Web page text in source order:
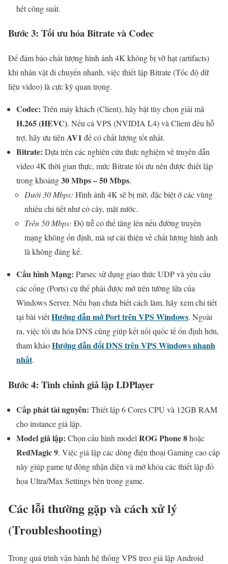
hết công suất.
Bước 3: Tối ưu hóa Bitrate và Codec
Để đảm bảo chất lượng hình ảnh 4K không bị vỡ hạt (artifacts)
khi nhân vật di chuyển nhanh, việc thiết lập Bitrate (Tốc độ dữ
liệu video) là cực kỳ quan trọng.
Codec: Trên máy khách (Client), hãy bật tùy chọn giải mã
H.265 (HEVC). Nếu cả VPS (NVIDIA L4) và Client đều hỗ
trợ, hãy ưu tiên AV1 để có chất lượng tốt nhất.
Bitrate: Dựa trên các nghiên cứu thực nghiệm về truyền dẫn
video 4K thời gian thực, mức Bitrate tối ưu nên được thiết lập
trong khoảng30 Mbps – 50 Mbps.
Dưới 30 Mbps: Hình ảnh 4K sẽ bị mờ, đặc biệt ở các vùng
nhiều chi tiết như cỏ cây, mặt nước.
Trên 50 Mbps: Độ trễ có thể tăng lên nếu đường truyền
mạng không ổn định, mà sự cải thiện về chất lượng hình ảnh
là không đáng kể.
Cấu hình Mạng: Parsec sử dụng giao thức UDP và yêu cầu
các cổng (Ports) cụ thể phải được mở trên tường lửa của
Windows Server. Nếu bạn chưa biết cách làm, hãy xem chi tiết
tại bài viếtHướng dẫn mở Port trên VPS Windows. Ngoài
ra, việc tối ưu hóa DNS cũng giúp kết nối quốc tế ổn định hơn,
tham khảoHướng dẫn đổi DNS trên VPS Windows nhanh
nhất.
Bước 4: Tinh chỉnh giả lập LDPlayer
Cấp phát tài nguyên: Thiết lập 6 Cores CPU và 12GB RAM
cho instance giả lập.
Model giả lập: Chọn cấu hình model ROG Phone 8hoặc
RedMagic 9. Việc giả lập các dòng điện thoại Gaming cao cấp
này giúp game tự động nhận diện và mở khóa các thiết lập đồ
họa Ultra/Max Settings bên trong game.
Các lỗi thường gặp và cách xử lý
(Troubleshooting)
Trong quá trình vận hành hệ thống VPS treo giả lập Android